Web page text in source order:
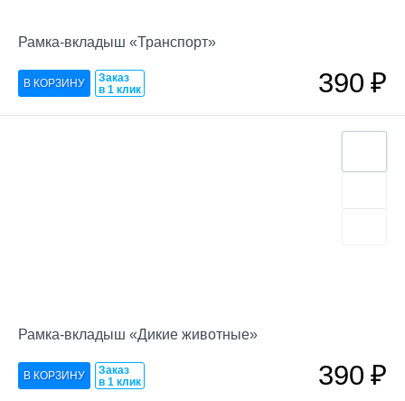
Рамка-вкладыш «Транспорт»
Заказ
в 1 клик
390₽
Рамка-вкладыш «Дикие животные»
Заказ
в 1 клик
390₽